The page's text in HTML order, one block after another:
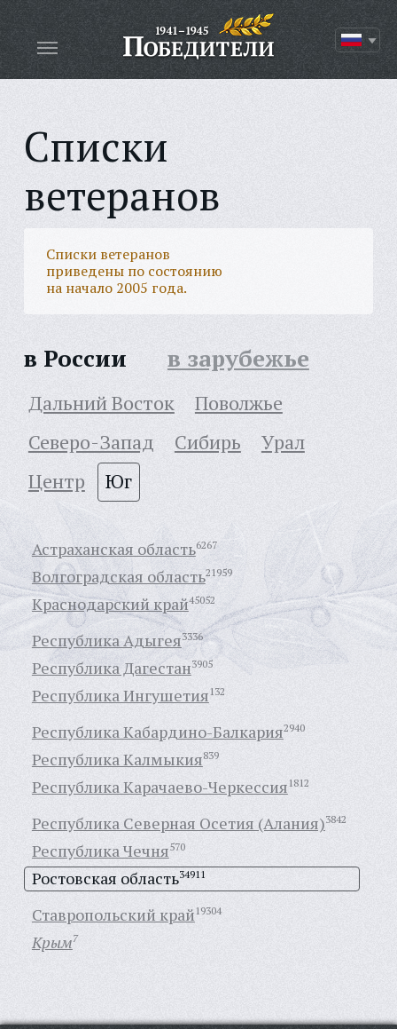
Списки
ветеранов
Списки ветеранов
приведены по состоянию
на начало 2005 года.
в России в зарубежье
Дальний Восток
Поволжье
Северо-Запад
Сибирь
Урал
Центр
Юг
Астраханская область6267
Волгоградская область21959
Краснодарский край45052
Республика Адыгея3336
Республика Дагестан3905
Республика Ингушетия132
Республика Кабардино-Балкария2940
Республика Калмыкия839
Республика Карачаево-Черкессия1812
Республика Северная Осетия (Алания)3842
Республика Чечня570
Ростовская область34911
Ставропольский край19304
Крым7